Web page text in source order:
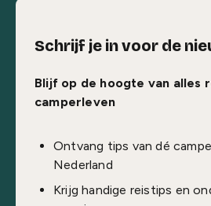
Schrijf je in voor de
Blijf op de hoogte van alles
camperleven
Ontvang tips van dé
Nederland
Krijg handige reistips en